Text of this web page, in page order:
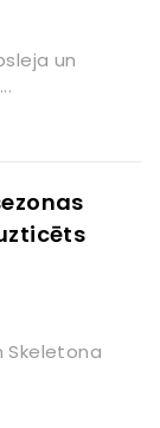
un
Skeletona